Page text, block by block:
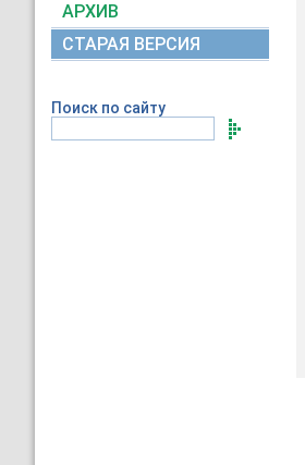
АРХИВ
СТАРАЯ ВЕРСИЯ
Поиск по сайту